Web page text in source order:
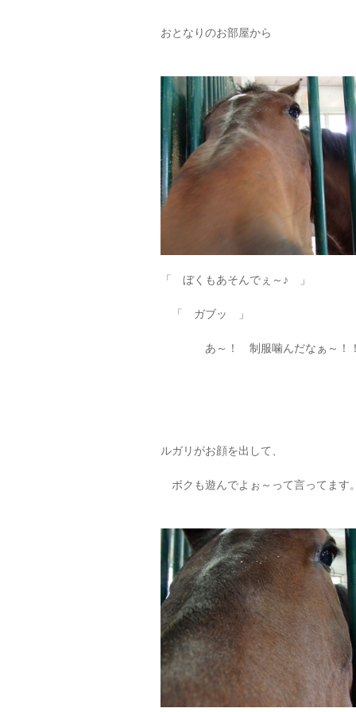
おとなりのお部屋から
「 ぼくもあそんでぇ～♪ 」
「 ガブッ 」
あ～！ 制服噛んだなぁ～！
ルガリがお顔を出して、
ボクも遊んでよぉ～って言ってます